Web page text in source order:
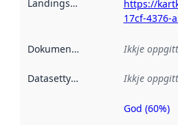
Landingsside
https://
17cf-4376-
Dokumentasjon Ikkje oppgitt
Datasettype Ikkje oppgitt
Metadatakvalitet
God (60%)